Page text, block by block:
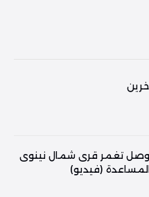
تغمر قرى شمال نينوى
(فيديو)